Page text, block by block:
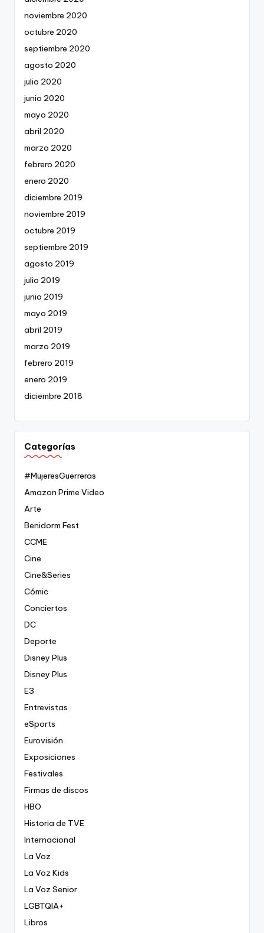
noviembre 2020
octubre 2020
septiembre 2020
agosto 2020
julio 2020
junio 2020
mayo 2020
abril 2020
marzo 2020
febrero 2020
enero 2020
diciembre 2019
noviembre 2019
octubre 2019
septiembre 2019
agosto 2019
julio 2019
junio 2019
mayo 2019
abril 2019
marzo 2019
febrero 2019
enero 2019
diciembre 2018
Categorías
#MujeresGuerreras
Amazon Prime Video
Arte
Benidorm Fest
CCME
Cine
Cine&Series
Cómic
Conciertos
DC
Deporte
Disney Plus
Disney Plus
E3
Entrevistas
eSports
Eurovisión
Exposiciones
Festivales
Firmas de discos
HBO
Historia de TVE
Internacional
La Voz
La Voz Kids
La Voz Senior
LGBTQIA+
Libros